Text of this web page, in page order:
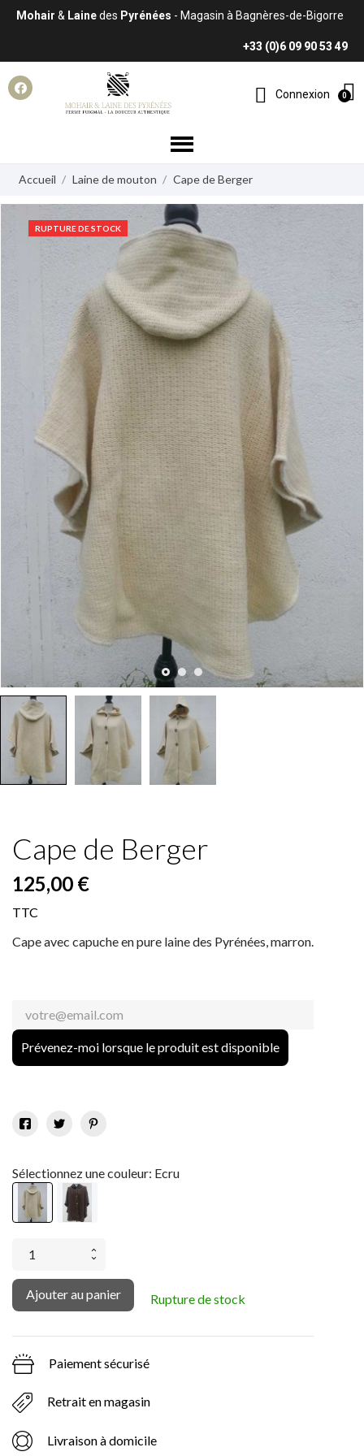
Mohair & Lainedes Pyrénées - Magasin à Bagnères-de-Bigorre
+33 (0)6 09 90 53 49
Connexion
Accueil Laine de mouton Cape de Berger
RUPTURE DE STOCK
Cape de Berger
125,00 €
TTC
Cape avec capuche en pure laine des Pyrénées, marron.
Prévenez-moi lorsque le produit est disponible
Sélectionnez une couleur: Ecru
Ajouter au panier Rupture de stock
Paiement sécurisé
Retrait en magasin
Livraison à domicile